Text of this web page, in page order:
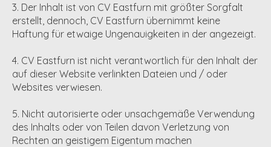
3. Der Inhalt ist von CV Eastfurn mit größter Sorgfalt
erstellt, dennoch, CV Eastfurn übernimmt keine
Haftung für etwaige Ungenauigkeiten in der angezeigt.
4. CV Eastfurn ist nicht verantwortlich für den Inhalt der
auf dieser Website verlinkten Dateien und / oder
Websites verwiesen.
5. Nicht autorisierte oder unsachgemäße Verwendung
des Inhalts oder von Teilen davon Verletzung von
Rechten an geistigem Eigentum machen